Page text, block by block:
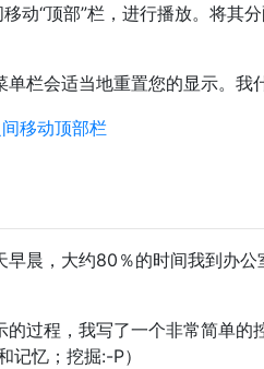
动“顶部”栏，进行播放。将其
栏会适当地重置您的显示。我
早晨，大约80％的时间我到办
过程，我写了一个非常简单的
记忆；挖掘:-P）